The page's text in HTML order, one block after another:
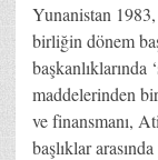
Yunanistan
birliğin dönem
başkanlıklarında
maddelerinden
ve finansmanı,
başlıklar